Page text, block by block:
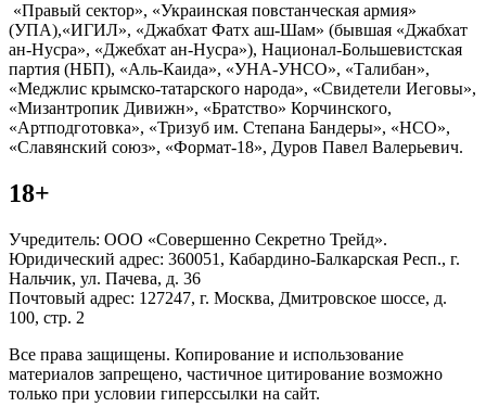
«Правый сектор», «Украинская повстанческая армия»
(УПА),«ИГИЛ», «Джабхат Фатх аш-Шам» (бывшая «Джабхат
ан-Нусра», «Джебхат ан-Нусра»), Национал-Большевистская
партия (НБП), «Аль-Каида», «УНА-УНСО», «Талибан»,
«Меджлис крымско-татарского народа», «Свидетели Иеговы»,
«Мизантропик Дивижн», «Братство» Корчинского,
«Артподготовка», «Тризуб им. Степана Бандеры», «НСО»,
«Славянский союз», «Формат-18», Дуров Павел Валерьевич.
18+
Учредитель: ООО «Совершенно Секретно Трейд».
Юридический адрес: 360051, Кабардино-Балкарская Респ., г.
Нальчик, ул. Пачева, д. 36
Почтовый адрес: 127247, г. Москва, Дмитровское шоссе, д.
100, стр. 2
Все права защищены. Копирование и использование
материалов запрещено, частичное цитирование возможно
только при условии гиперссылки на сайт.